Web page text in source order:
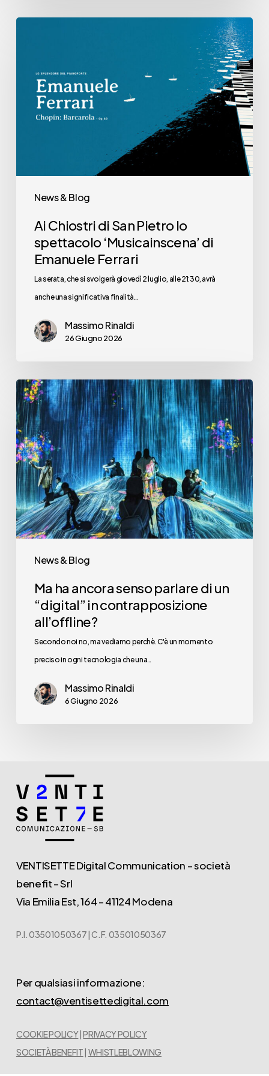
News & Blog
Pietro
Ferrari
Ai Chiostri di San Pietro lo
spettacolo ‘Musicainscena’ di
Emanuele Ferrari
La serata, che si svolgerà giovedì 2 luglio, alle 21:30, avrà
anche una significativa finalità…
Massimo Rinaldi
26 Giugno 2026
News & Blog
Ma
ha
ancora
senso
parlare
di
un
“digital”
in
all’offline?
Ma ha ancora senso parlare di un
“digital” in contrapposizione
all’offline?
Secondo noi no, ma vediamo perchè. C'è un momento
preciso in ogni tecnologia che una…
Massimo Rinaldi
6 Giugno 2026
VENTISETTE Digital Communication – società
benefit – Srl
Via Emilia Est, 164 – 41124 Modena
P.I. 03501050367 | C.F. 03501050367
Per qualsiasi informazione:
contact@ventisettedigital.com
COOKIE POLICY|PRIVACY POLICY
SOCIETÀ BENEFIT| WHISTLEBLOWING